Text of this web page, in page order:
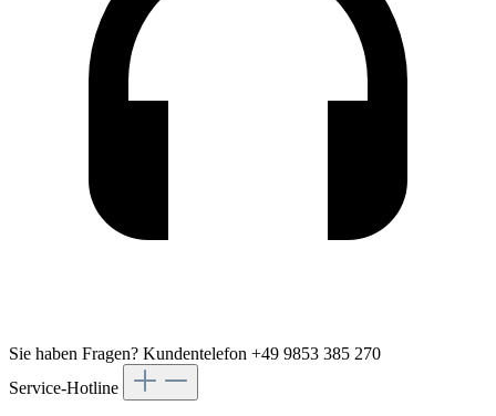
Sie haben Fragen? Kundentelefon +49 9853 385 270
Service-Hotline